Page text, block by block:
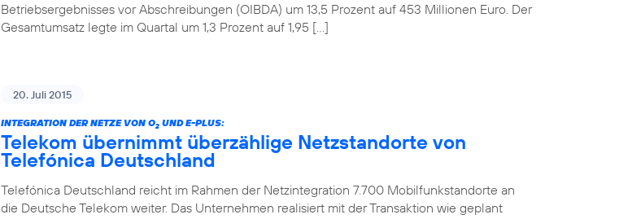
Betriebsergebnisses vor Abschreibungen (OIBDA) um 13,5 Prozent auf 453 Millionen Euro. Der
Gesamtumsatz legte im Quartal um 1,3 Prozent auf 1,95 […]
20. Juli 2015
INTEGRATION DER NETZE VON O2 UND E-PLUS:
Telekom übernimmt überzählige Netzstandorte von
Telefónica Deutschland
Telefónica Deutschland reicht im Rahmen der Netzintegration 7.700 Mobilfunkstandorte an
die Deutsche Telekom weiter. Das Unternehmen realisiert mit der Transaktion wie geplant